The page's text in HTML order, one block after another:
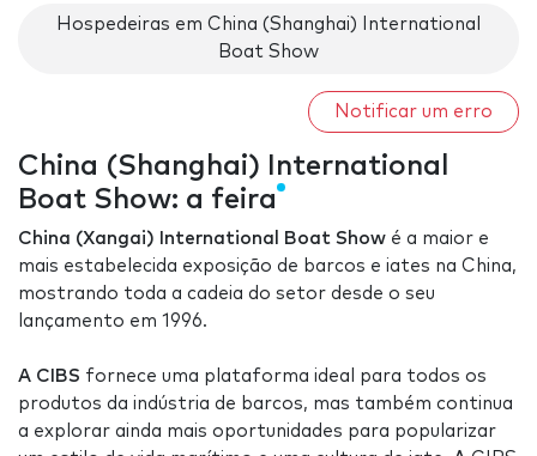
Hospedeiras em China (Shanghai) International
Boat Show
Notificar um erro
China (Shanghai) International
Boat Show: a feira
China (Xangai) International Boat Show é a maior e
mais estabelecida exposição de barcos e iates na China,
mostrando toda a cadeia do setor desde o seu
lançamento em 1996.
A CIBS fornece uma plataforma ideal para todos os
produtos da indústria de barcos, mas também continua
a explorar ainda mais oportunidades para popularizar